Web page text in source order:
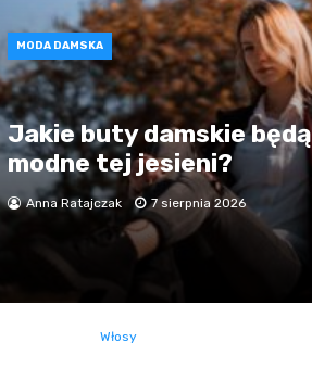
MODA DAMSKA
Jakie buty damskie będą
modne tej jesieni?
Anna Ratajczak 7 sierpnia 2026
Włosy